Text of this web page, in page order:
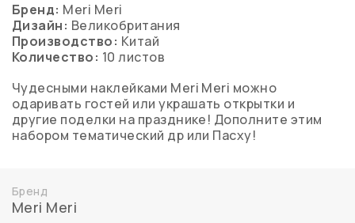
Бренд: Meri Meri
Дизайн: Великобритания
Производство: Китай
Количество: 10 листов
Чудесными наклейками Meri Meri можно
одаривать гостей или украшать открытки и
другие поделки на празднике! Дополните этим
набором тематический др или Пасху!
Бренд
Meri Meri